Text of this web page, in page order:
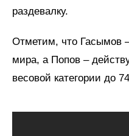
раздевалку.
Отметим, что Гасымов
мира, а Попов –
весовой категории до 74